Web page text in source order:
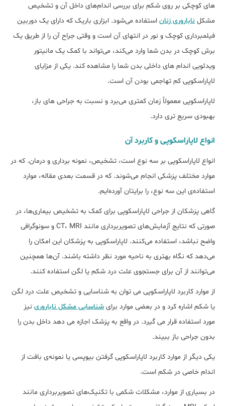
های کوچکی بر روی شکم برای بررسی اندام‌های داخل آن و تشخیص
مشکل ناباروری زنان استفاده می‌شود. ابزاری باریک که دارای یک دوربین
فیلمبرداری کوچک و نور در انتهای آن است و وقتی جراح آن را از طریق یک
برش کوچک در بدن شما وارد می‌کند، می‌تواند با کمک یک مانیتور
ویدئویی اندام های داخلی بدن شما را مشاهده کند. یکی از مزایای
لاپاراسکوپی کم تهاجمی بودن آن است.
لاپاراسکوپی معمولاً زمان کمتری می‌برد و نسبت به جراحی های باز،
بهبودی سریع تری دارد.
انواع لاپاراسکوپی و کاربرد آن
انواع لاپاراسکوپی بر سه نوع است، تشخیص، نمونه برداری و درمان. که در
موارد مختلف پزشکی انجام می‌شوند. که در قسمت بعدی مقاله، موارد
استفاده‌ی این سه نوع، را برایتان آورده‌ایم.
گاهی پزشکان از جراحی لاپاراسکوپی برای کمک به تشخیص بیماری‌ها، در
صورتی که نتایج آزمایش‌های تصویربرداری مانند CT، MRI و سونوگرافی
واضح نباشد، استفاده می‌کنند. لاپاراسکوپی به پزشکان این امکان را
می‌دهد که نگاه بهتری به ناحیه مورد نظر داشته باشند. آن‌ها همچنین
می‌توانند از آن برای جستجوی علت درد شکم یا لگن استفاده کنند.
از موارد کاربرد لاپاراسکوپی می توان به شناسایی و تشخیص علت درد لگن
یا شکم اشاره کرد و در بعضی موارد برای شناسایی مشکل ناباروری نیز
مورد استفاده قرار می گیرد. در واقع به پزشک اجازه می دهد داخل بدن را
بدون جراحی باز ببیند.
یکی دیگر از موارد کاربرد لاپاراسکوپی گرفتن بیوپسی یا نمونه‌ی بافت از
اندام خاصی در شکم است.
در بسیاری از موارد، مشکلات شکمی با تکنیک‌های تصویربرداری مانند